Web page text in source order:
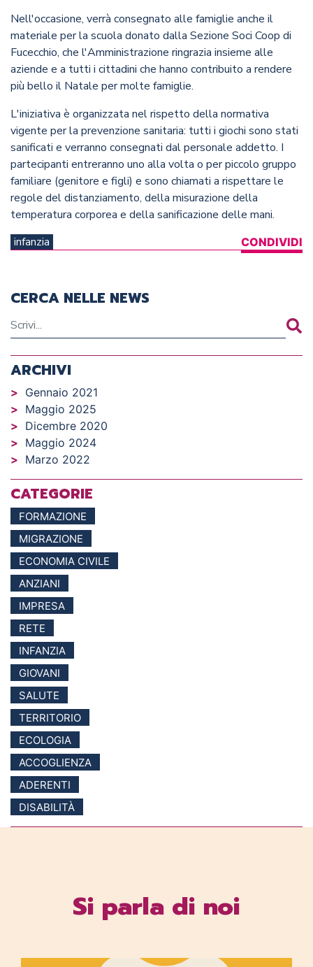
Nell'occasione, verrà consegnato alle famiglie anche il
materiale per la scuola donato dalla Sezione Soci Coop di
Fucecchio, che l'Amministrazione ringrazia insieme alle
aziende e a tutti i cittadini che hanno contribuito a rendere
più bello il Natale per molte famiglie.
L'iniziativa è organizzata nel rispetto della normativa
vigente per la prevenzione sanitaria: tutti i giochi sono stati
sanificati e verranno consegnati dal personale addetto. I
partecipanti entreranno uno alla volta o per piccolo gruppo
familiare (genitore e figli) e sono chiamati a rispettare le
regole del distanziamento, della misurazione della
temperatura corporea e della sanificazione delle mani.
infanzia
CONDIVIDI
CERCA NELLE NEWS
ARCHIVI
Gennaio 2021
Maggio 2025
Dicembre 2020
Maggio 2024
Marzo 2022
CATEGORIE
FORMAZIONE
MIGRAZIONE
ECONOMIA CIVILE
ANZIANI
IMPRESA
RETE
INFANZIA
GIOVANI
SALUTE
TERRITORIO
ECOLOGIA
ACCOGLIENZA
ADERENTI
DISABILITÀ
Si parla di noi